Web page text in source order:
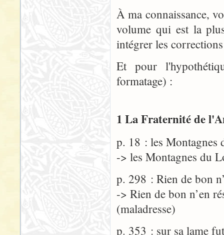
À ma connaissance,
volume qui est la
intégrer les
Et pour
formatage) :
1 La Fraternité de
p. 18 : les Montagnes
-> les Montagnes du
p. 298 : Rien de bon
-> Rien de bon n’en
(maladresse)
p. 353 : sur sa lame